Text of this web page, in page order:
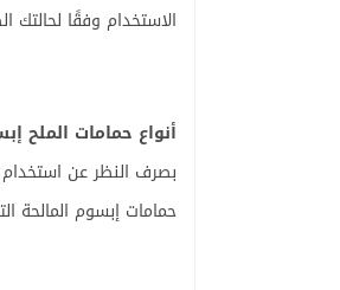
الاستخدام وفقًا لحالتك
أنواع حمامات الملح
بصرف النظر عن
حمامات إبسوم المالحة